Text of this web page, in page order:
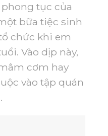
tục của
bữa tiệc sinh
chức khi em
Vào dịp này,
cơm hay
vào tập quán